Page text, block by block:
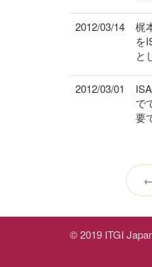
2012/03/14 梶
を
と
2012/03/01
で
要
© 2019 ITGI